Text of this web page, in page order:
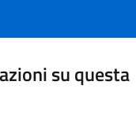
su questa